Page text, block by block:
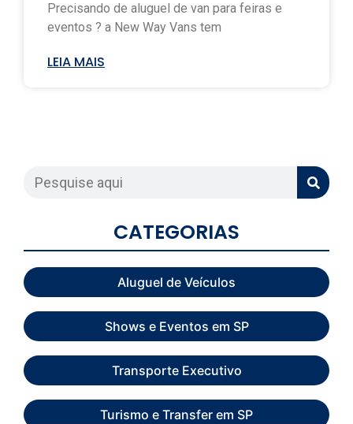
Precisando de aluguel de van para feiras e
eventos ? a New Way Vans tem
LEIA MAIS
CATEGORIAS
Aluguel de Veículos
Shows e Eventos em SP
Transporte Executivo
Turismo e Transfer em SP